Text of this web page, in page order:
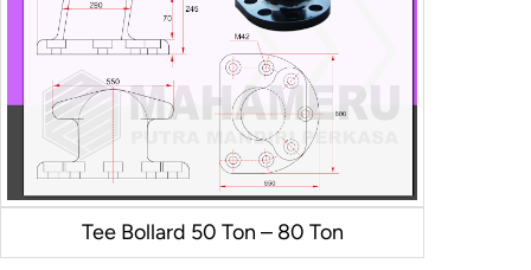
Tee Bollard 50 Ton – 80 Ton